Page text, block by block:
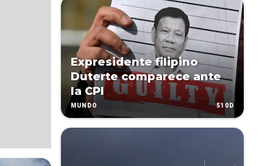
Expresidente filipino
Duterte comparece ante
la CPI
MUNDO 510D